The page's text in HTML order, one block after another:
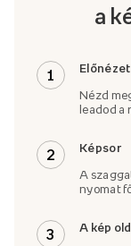
a
1
Nézd
leadod a
2 Képsor
A
nyomat
3 A kép